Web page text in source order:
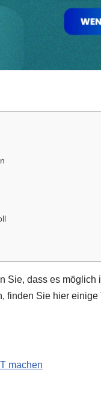
Sie, dass es
finden Sie hier einige
machen